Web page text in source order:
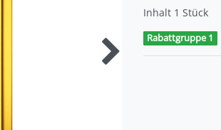
Inhalt 1 Stück
Rabattgruppe 1